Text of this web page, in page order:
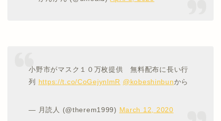
小野市がマスク１０万枚提供 無料配布に長い行
列 https://t.co/CoGejynlmR @kobeshinbunから
— 月読人 (@therem1999) March 12, 2020